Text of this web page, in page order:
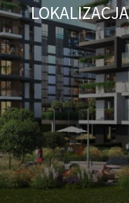
LOKALIZACJA